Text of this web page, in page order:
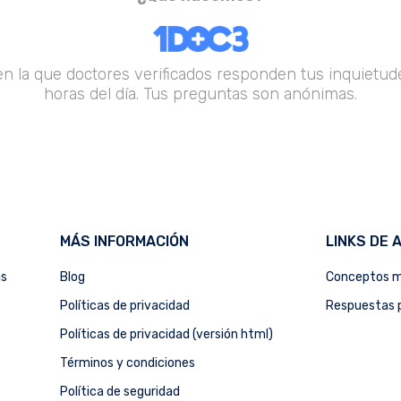
la que doctores verificados responden tus
horas del día. Tus preguntas son anónimas.
MÁS INFORMACIÓN
Blog
Políticas de privacidad
Políticas de privacidad (versión html)
Términos y condiciones
Política de seguridad
LINKS DE
Conceptos
Respuestas